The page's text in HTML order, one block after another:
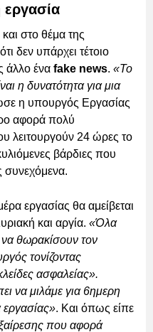
στο θέμα της
δεν υπάρχει τέτοιο
άλλο ένα fake news. «Το
η δυνατότητα για μια
η υπουργός Εργασίας
αφορά πολύ
λειτουργούν 24 ώρες το
βάρδιες που
συνεχόμενα.
εργασίας θα αμείβεται
και αργία. «Όλα
να θωρακίσουν τον
τονίζοντας
ασφαλείας».
να μιλάμε για 6ημερη
εργασίας». Και όπως είπε
που αφορά